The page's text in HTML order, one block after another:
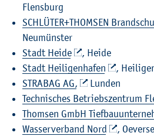
Flens­burg
SCHLÜ­TER+THOM­SEN
Neu­müns­ter
Stadt Heide
, Heide
Stadt Hei­li­gen­ha­fen
,
STRA­BAG AG,
Lun­den
Tech­ni­sches Be­triebs­zen­trum
Thom­sen GmbH
Was­ser­ver­band Nord
,